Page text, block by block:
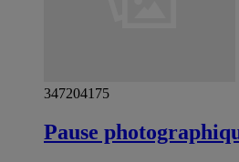
347204175
Pause